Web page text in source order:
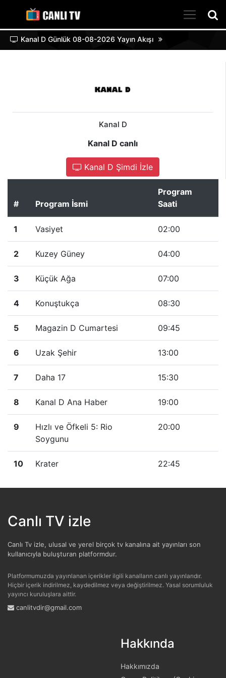
Kanal D Günlük 08-08-2026 Yayın Akışı
Kanal D
Kanal D canlı
Kanal D Şimdi İzle
# Program İsmi
Program
Saati
1 Vasiyet 02:00
2 Kuzey Güney 04:00
3 Küçük Ağa 07:00
4 Konuştukça 08:30
5 Magazin D Cumartesi 09:45
6 Uzak Şehir 13:00
7 Daha 17 15:30
8 Kanal D Ana Haber 19:00
9
Hızlı ve Öfkeli 5: Rio
Soygunu
20:00
10 Krater 22:45
Canlı TV izle
Canlı Tv izle, ulusal ve yerel birçok tv kanalına ait yayınları son
kullanıcıyla buluşturan platformdur.
Platformumuzda yayınlanan içerikler ilgili kanalların canlı yayınlarıdır.
Hiçbir içerik indirilmez, kaydedilmez veya değiştirilmez. Yasal sorumluluk
yayıncı kuruluşlara aittir.
canlitvdir@gmail.com
Hakkında
Hakkımızda